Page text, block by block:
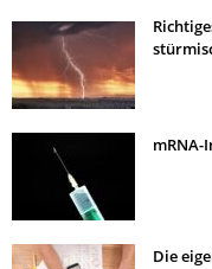
mRNA-
Die